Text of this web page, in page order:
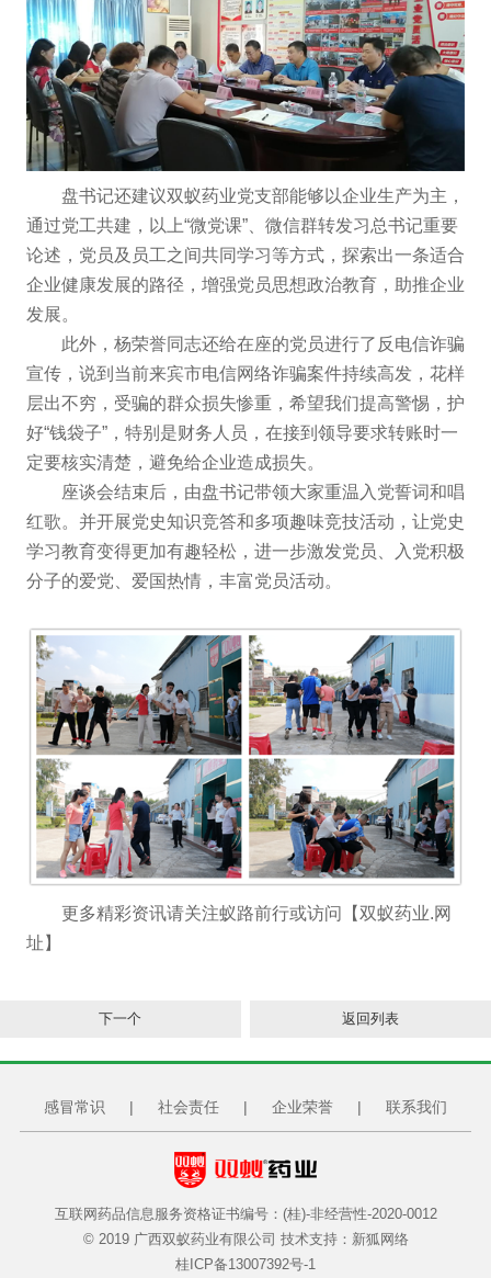
盘书记还建议双蚁药业党支部能够以企业生产为主，
通过党工共建，以上“微党课”、微信群转发习总书记重要
论述，党员及员工之间共同学习等方式，探索出一条适合
企业健康发展的路径，增强党员思想政治教育，助推企业
发展。
此外，杨荣誉同志还给在座的党员进行了反电信诈骗
宣传，说到当前来宾市电信网络诈骗案件持续高发，花样
层出不穷，受骗的群众损失惨重，希望我们提高警惕，护
好“钱袋子”，特别是财务人员，在接到领导要求转账时一
定要核实清楚，避免给企业造成损失。
座谈会结束后，由盘书记带领大家重温入党誓词和唱
红歌。并开展党史知识竞答和多项趣味竞技活动，让党史
学习教育变得更加有趣轻松，进一步激发党员、入党积极
分子的爱党、爱国热情，丰富党员活动。
更多精彩资讯请关注蚁路前行或访问【双蚁药业.网
址】
下一个 返回列表
感冒常识 | 社会责任 | 企业荣誉 | 联系我们
互联网药品信息服务资格证书编号：(桂)-非经营性-2020-0012
© 2019 广西双蚁药业有限公司 技术支持： 新狐网络
桂ICP备13007392号-1